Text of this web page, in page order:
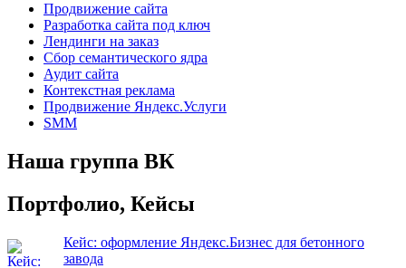
Продвижение сайта
Разработка сайта под ключ
Лендинги на заказ
Сбор семантического ядра
Аудит сайта
Контекстная реклама
Продвижение Яндекс.Услуги
SMM
Наша группа ВК
Портфолио, Кейсы
Кейс: оформление Яндекс.Бизнес для бетонного
завода